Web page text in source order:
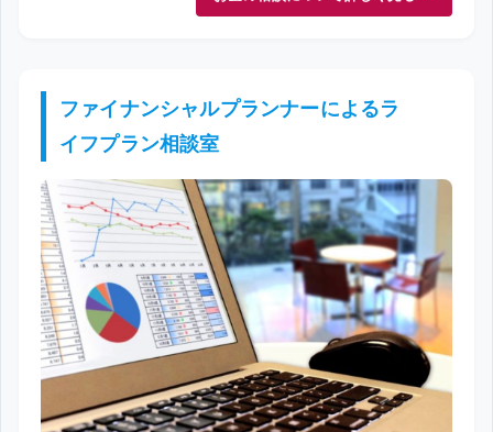
ファイナンシャルプランナーによるラ
イフプラン相談室